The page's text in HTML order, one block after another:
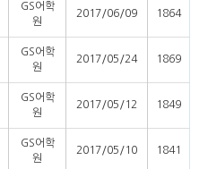
GS어학
원
2017/06/09 1864
GS어학
원
2017/05/24 1869
GS어학
원
2017/05/12 1849
GS어학
원
2017/05/10 1841